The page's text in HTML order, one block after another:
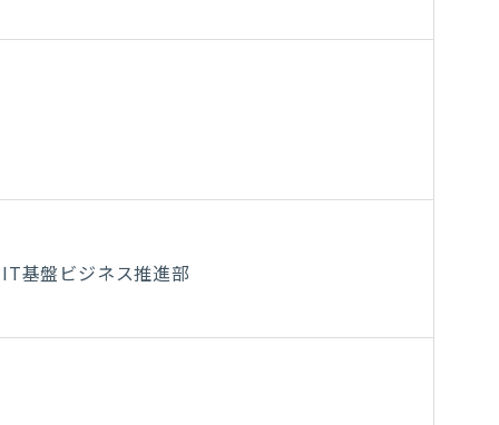
基盤ビジネス推進部